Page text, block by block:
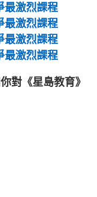
最激烈課程
最激烈課程
最激烈課程
最激烈課程
對《星島教育》